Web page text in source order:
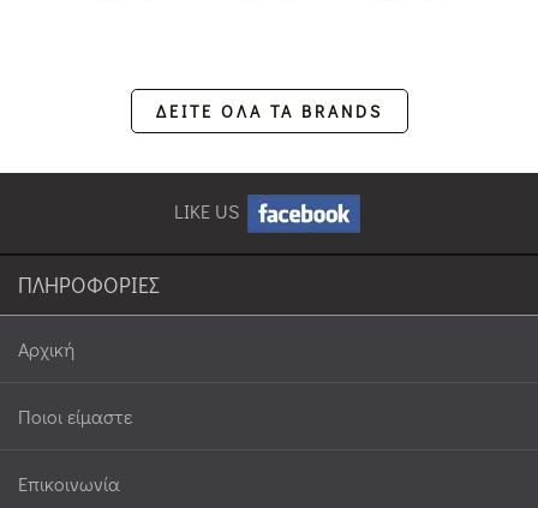
ΔΕΙΤΕ ΟΛΑ ΤΑ BRANDS
LIKE US
ΠΛΗΡΟΦΟΡΙΕΣ
Αρχική
Ποιοι είμαστε
Επικοινωνία